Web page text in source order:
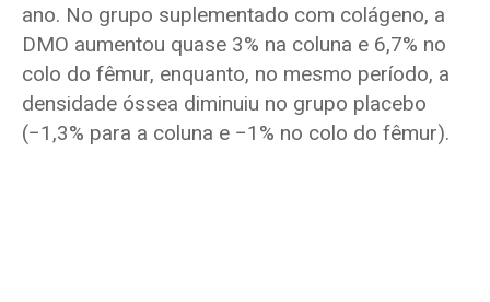
ano. No grupo suplementado com colágeno, a
DMO aumentou quase 3% na coluna e 6,7% no
colo do fêmur, enquanto, no mesmo período, a
densidade óssea diminuiu no grupo placebo
(−1,3% para a coluna e −1% no colo do fêmur).